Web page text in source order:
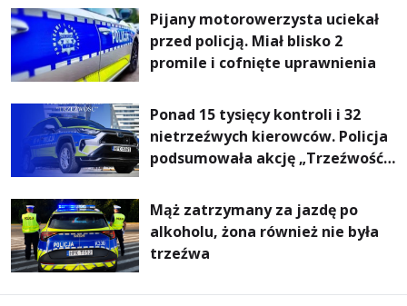
rachunki za energię, lepszy
komfort życia i... czystsze
powietrze
Pijany motorowerzysta uciekał
przed policją. Miał blisko 2
promile i cofnięte uprawnienia
Ponad 15 tysięcy kontroli i 32
nietrzeźwych kierowców. Policja
podsumowała akcję „Trzeźwość”
Mąż zatrzymany za jazdę po
alkoholu, żona również nie była
trzeźwa